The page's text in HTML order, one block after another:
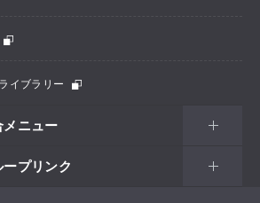
イブラリー
ニュー
プリンク